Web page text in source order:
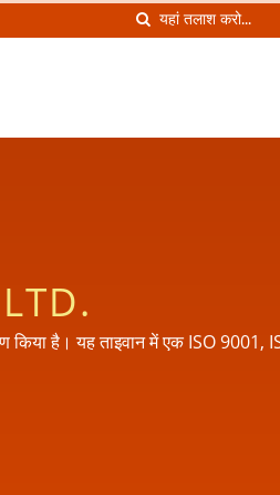
है। यह ताइवान में एक ISO 9001,